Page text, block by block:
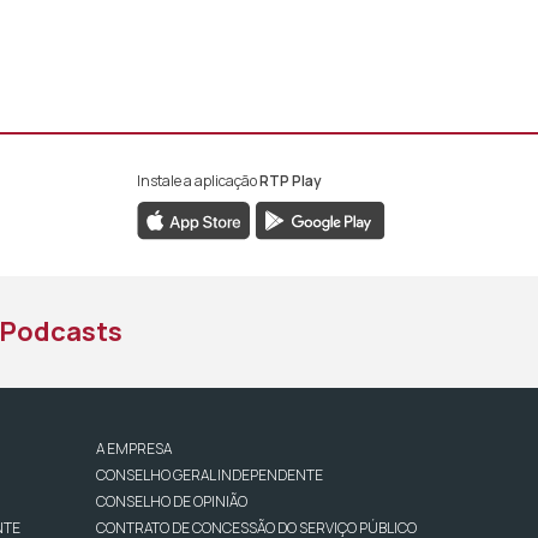
da RTP África
da RTP África
YouTube da RTP África
Instale a aplicaçãoRTP Play
Podcasts
A EMPRESA
CONSELHO GERAL INDEPENDENTE
CONSELHO DE OPINIÃO
CONTRATO DE CONCESSÃO DO SERVIÇO PÚBLICO